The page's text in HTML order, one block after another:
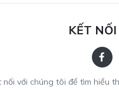
KẾT
nối với chúng tôi để tìm hiểu